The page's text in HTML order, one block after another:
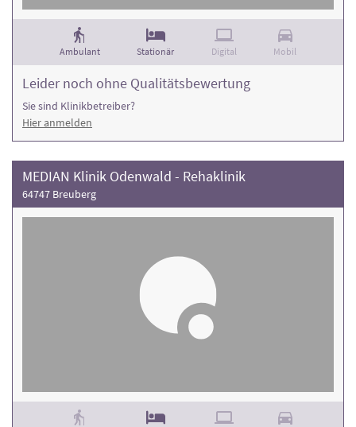
Ambulant Stationär Digital Mobil
Leider noch ohne Qualitätsbewertung
Sie sind Klinikbetreiber?
Hier anmelden
MEDIAN Klinik Odenwald - Rehaklinik
64747 Breuberg